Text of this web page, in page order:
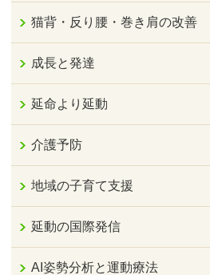
猫背・反り腰・巻き肩の改善
成長と発達
延命より延動
介護予防
地域の子育て支援
延動の国際発信
AI姿勢分析と運動療法